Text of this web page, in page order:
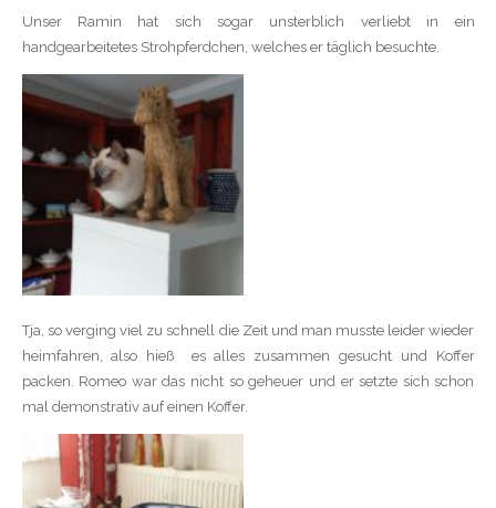
Unser Ramin hat sich sogar unsterblich verliebt in ein
handgearbeitetes Strohpferdchen, welches er täglich besuchte.
Tja, so verging viel zu schnell die Zeit und man musste leider wieder
heimfahren, also hieß
es alles zusammen gesucht und Koffer
packen. Romeo war das nicht so geheuer und er setzte sich schon
mal demonstrativ auf einen Koffer.